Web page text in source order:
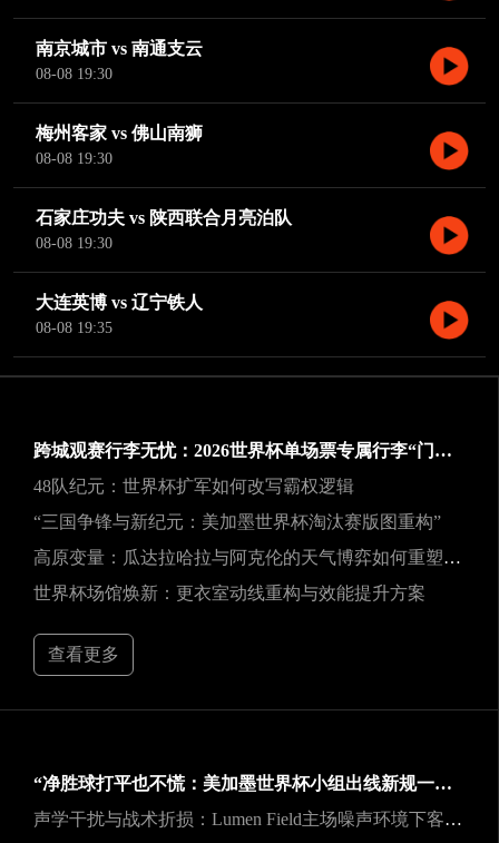
南京城市 vs 南通支云
08-08 19:30
梅州客家 vs 佛山南狮
08-08 19:30
石家庄功夫 vs 陕西联合月亮泊队
08-08 19:30
大连英博 vs 辽宁铁人
08-08 19:35
跨城观赛行李无忧：2026世界杯单场票专属行李“门到门”跨城速达方案
48队纪元：世界杯扩军如何改写霸权逻辑
“三国争锋与新纪元：美加墨世界杯淘汰赛版图重构”
高原变量：瓜达拉哈拉与阿克伦的天气博弈如何重塑2026世界杯战术逻辑
世界杯场馆焕新：更衣室动线重构与效能提升方案
查看更多
“净胜球打平也不慌：美加墨世界杯小组出线新规一图看懂”
声学干扰与战术折损：Lumen Field主场噪声环境下客队边线发球效能的影响研究